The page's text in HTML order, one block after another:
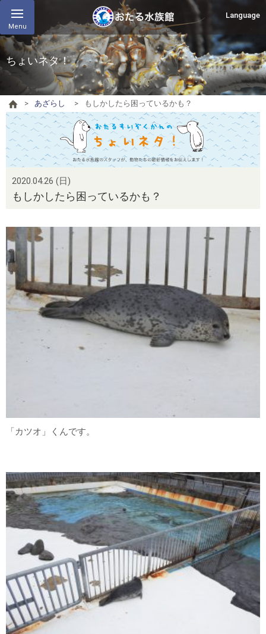
Menu
Language
ちょいネタ！
あざらし もしかしたら困っているかも？
2020.04.26 (日)
もしかしたら困っているかも？
「カツオ」くんです。